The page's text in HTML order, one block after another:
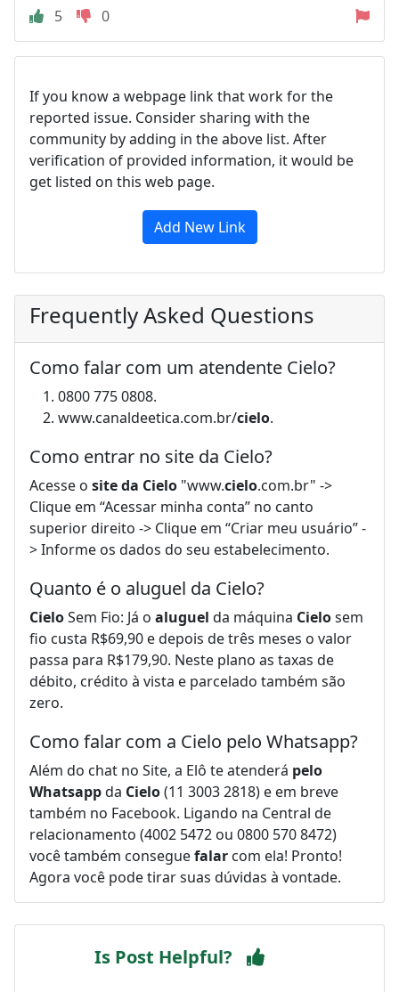
5
0
If you know a webpage link that work for the
reported issue. Consider sharing with the
community by adding in the above list. After
verification of provided information, it would be
get listed on this web page.
Add New Link
Frequently Asked Questions
Como falar com um atendente Cielo?
0800 775 0808.
www.canaldeetica.com.br/cielo.
Como entrar no site da Cielo?
Acesse o site da Cielo "www.cielo.com.br" ->
Clique em “Acessar minha conta” no canto
superior direito -> Clique em “Criar meu usuário” -
> Informe os dados do seu estabelecimento.
Quanto é o aluguel da Cielo?
CieloSem Fio: Já o aluguel da máquina Cielosem
fio custa R$69,90 e depois de três meses o valor
passa para R$179,90. Neste plano as taxas de
débito, crédito à vista e parcelado também são
zero.
Como falar com a Cielo pelo Whatsapp?
Além do chat no Site, a Elô te atenderá pelo
Whatsappda Cielo(11 3003 2818) e em breve
também no Facebook. Ligando na Central de
relacionamento (4002 5472 ou 0800 570 8472)
você também conseguefalar com ela! Pronto!
Agora você pode tirar suas dúvidas à vontade.
Is Post Helpful?